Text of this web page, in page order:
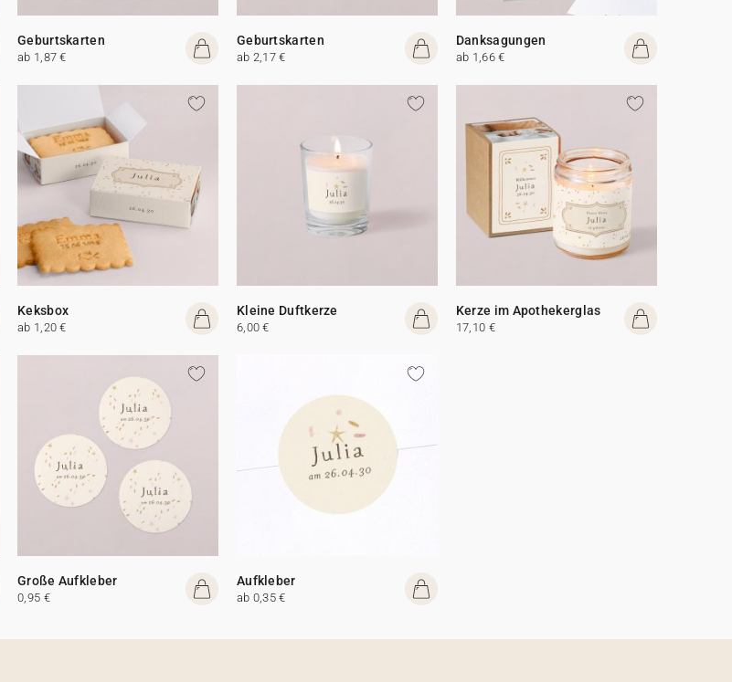
Geburtskarten
ab 1,87 €
Geburtskarten
ab 2,17 €
Danksagungen
ab 1,66 €
Keksbox
ab 1,20 €
Kleine Duftkerze
6,00 €
Kerze im Apothekerglas
17,10 €
Große Aufkleber
0,95 €
Aufkleber
ab 0,35 €